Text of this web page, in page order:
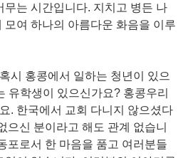
무는 시간입니다. 지치고 병든 나
모여 하나의 아름다운 화음을 이루
시 홍콩에서 일하는 청년이 있으
유학생이 있으신가요? 홍콩우리
. 한국에서 교회 다니지 않으셨다
으신 분이라고 해도 관계 없습니
포로서 한 마음을 품고 여러분들